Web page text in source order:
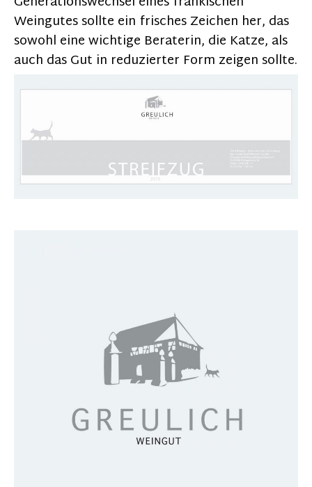
Weingutes sollte ein frisches Zeichen her, das
sowohl eine wichtige Beraterin, die Katze, als
auch das Gut in reduzierter Form zeigen sollte.